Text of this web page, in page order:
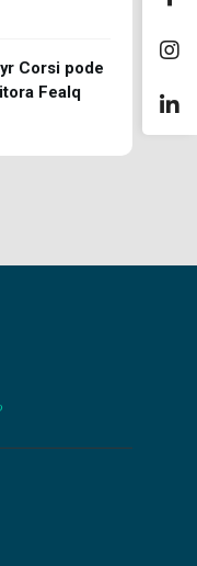
Corsi pode
Fealq